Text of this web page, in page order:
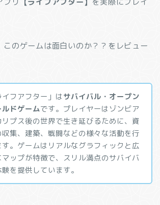
このゲームは面白いのか？？をレビュー
イフアフター」はサバイバル・オープン
ルドゲームです。プレイヤーはゾンビア
リプス後の世界で生き延びるために、資
収集、建築、戦闘などの様々な活動を行
す。ゲームはリアルなグラフィックと広
マップが特徴で、スリル満点のサバイバ
を提供しています。